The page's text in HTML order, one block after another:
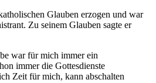
Glauben erzogen und war
Zu seinem Glauben sagte er
war für mich immer ein
immer die Gottesdienste
Zeit für mich, kann abschalten